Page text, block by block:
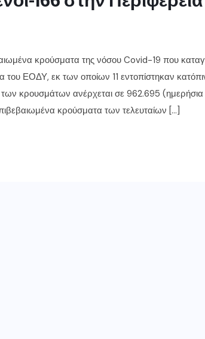
κρούσματα της νόσου Covid-19 που
του ΕΟΔΥ, εκ των οποίων 11 εντοπίστηκαν
κρουσμάτων ανέρχεται σε 962.695
κρούσματα των τελευταίων […]